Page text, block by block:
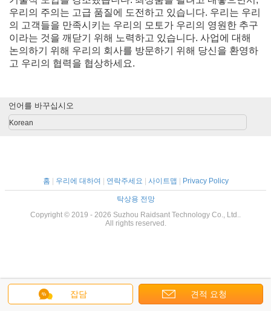
우리의 주의는 고급 품질에 도전하고 있습니다. 우리는 우리
의 고객들을 만족시키는 우리의 모토가 우리의 영원한 추구
이라는 것을 깨닫기 위해 노력하고 있습니다. 사업에 대해
논의하기 위해 우리의 회사를 방문하기 위해 당신을 환영하
고 우리의 협력을 협상하세요.
잡담 견적 요청
언어를 바꾸십시오
Korean
홈 우리에 대하여 연락주세요 사이트맵 Privacy Policy
탁상용 전망
Copyright © 2019 - 2026 Suzhou Raidsant Technology Co., Ltd..
All rights reserved.